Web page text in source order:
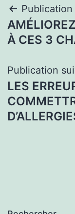
de
À CES 3
Publication
LES